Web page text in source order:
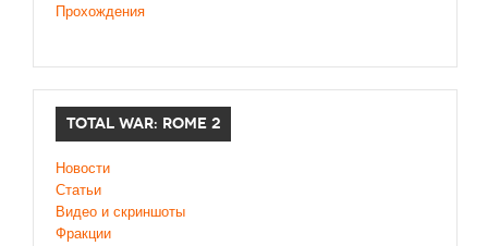
Прохождения
TOTAL WAR: ROME 2
Новости
Статьи
Видео и скриншоты
Фракции